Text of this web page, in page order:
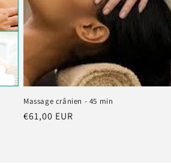
Massage crânien - 45 min
Prix
€61,00 EUR